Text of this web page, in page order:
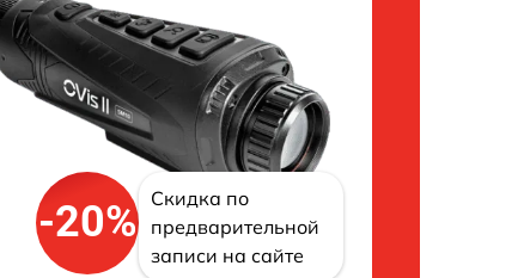
-20%
Скидка по
предварительной
записи на сайте